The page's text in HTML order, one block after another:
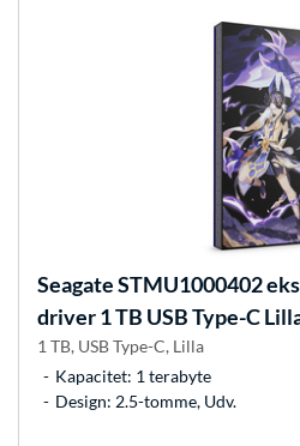
SeagateSTMU1000402
driver 1 TB USB Type-C
1 TB, USB Type-C, Lilla
Kapacitet: 1 terabyte
Design: 2.5-tomme, Udv.